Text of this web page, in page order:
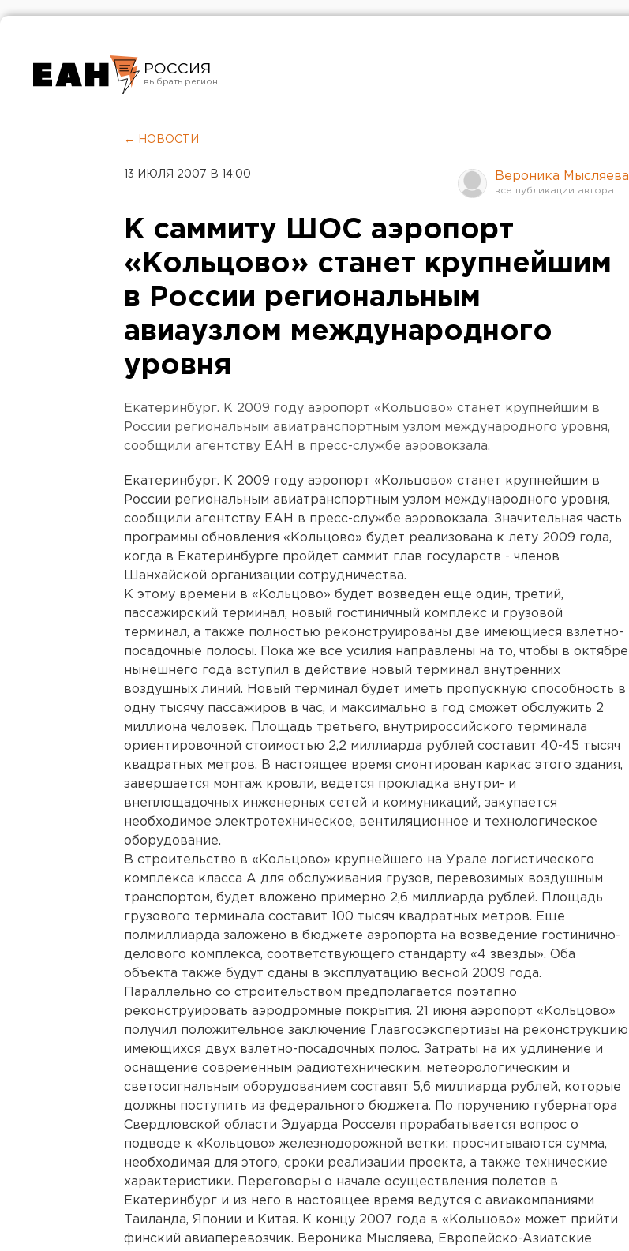
РОССИЯ
Челябинск
← НОВОСТИ
13 ИЮЛЯ 2007 В 14:00 Вероника Мысляева
К саммиту ШОС аэропорт
«Кольцово» станет крупнейшим
в России региональным
авиаузлом международного
уровня
Екатеринбург. К 2009 году аэропорт «Кольцово» станет крупнейшим в
России региональным авиатранспортным узлом международного уровня,
сообщили агентству ЕАН в пресс-службе аэровокзала.
Екатеринбург. К 2009 году аэропорт «Кольцово» станет крупнейшим в
России региональным авиатранспортным узлом международного уровня,
сообщили агентству ЕАН в пресс-службе аэровокзала. Значительная часть
программы обновления «Кольцово» будет реализована к лету 2009 года,
когда в Екатеринбурге пройдет саммит глав государств - членов
Шанхайской организации сотрудничества.
К этому времени в «Кольцово» будет возведен еще один, третий,
пассажирский терминал, новый гостиничный комплекс и грузовой
терминал, а также полностью реконструированы две имеющиеся взлетно-
посадочные полосы. Пока же все усилия направлены на то, чтобы в октябре
нынешнего года вступил в действие новый терминал внутренних
воздушных линий. Новый терминал будет иметь пропускную способность в
одну тысячу пассажиров в час, и максимально в год сможет обслужить 2
миллиона человек. Площадь третьего, внутрироссийского терминала
ориентировочной стоимостью 2,2 миллиарда рублей составит 40-45 тысяч
квадратных метров. В настоящее время смонтирован каркас этого здания,
завершается монтаж кровли, ведется прокладка внутри- и
внеплощадочных инженерных сетей и коммуникаций, закупается
необходимое электротехническое, вентиляционное и технологическое
оборудование.
В строительство в «Кольцово» крупнейшего на Урале логистического
комплекса класса А для обслуживания грузов, перевозимых воздушным
транспортом, будет вложено примерно 2,6 миллиарда рублей. Площадь
грузового терминала составит 100 тысяч квадратных метров. Еще
полмиллиарда заложено в бюджете аэропорта на возведение гостинично-
делового комплекса, соответствующего стандарту «4 звезды». Оба
объекта также будут сданы в эксплуатацию весной 2009 года.
Параллельно со строительством предполагается поэтапно
реконструировать аэродромные покрытия. 21 июня аэропорт «Кольцово»
получил положительное заключение Главгосэкспертизы на реконструкцию
имеющихся двух взлетно-посадочных полос. Затраты на их удлинение и
оснащение современным радиотехническим, метеорологическим и
светосигнальным оборудованием составят 5,6 миллиарда рублей, которые
должны поступить из федерального бюджета. По поручению губернатора
Свердловской области Эдуарда Росселя прорабатывается вопрос о
подводе к «Кольцово» железнодорожной ветки: просчитываются сумма,
необходимая для этого, сроки реализации проекта, а также технические
характеристики. Переговоры о начале осуществления полетов в
Екатеринбург и из него в настоящее время ведутся с авиакомпаниями
Таиланда, Японии и Китая. К концу 2007 года в «Кольцово» может прийти
финский авиаперевозчик. Вероника Мысляева, Европейско-Азиатские